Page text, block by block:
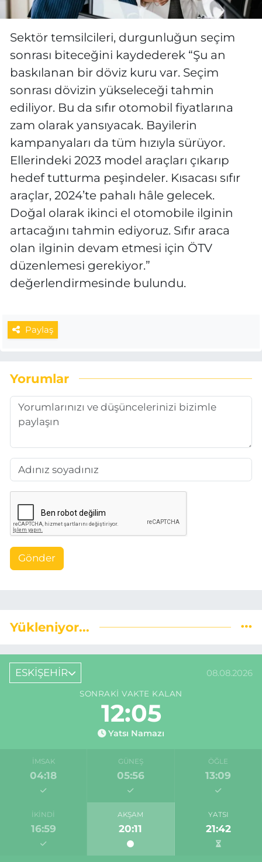
Sektör temsilcileri, durgunluğun seçim
sonrası biteceğini kaydederek “Şu an
baskılanan bir döviz kuru var. Seçim
sonrası dövizin yükseleceği tahmin
ediliyor. Bu da sıfır otomobil fiyatlarına
zam olarak yansıyacak. Bayilerin
kampanyaları da tüm hızıyla sürüyor.
Ellerindeki 2023 model araçları çıkarıp
hedef tutturma peşindeler. Kısacası sıfır
araçlar, 2024’te pahalı hâle gelecek.
Doğal olarak ikinci el otomobile ilginin
artacağını tahmin ediyoruz. Sıfır araca
olan ilginin devam etmesi için ÖTV
düzenlemesi gerekiyor.”
değerlendirmesinde bulundu.
Paylaş
Yorumlar
Gönder
Yükleniyor...
ESKİŞEHİR 08.08.2026
SONRAKI VAKTE KALAN
12:04
Yatsı Namazı
İMSAK
04:18
GÜNEŞ
05:56
ÖĞLE
13:09
İKINDI
16:59
AKŞAM
20:11
YATSI
21:42